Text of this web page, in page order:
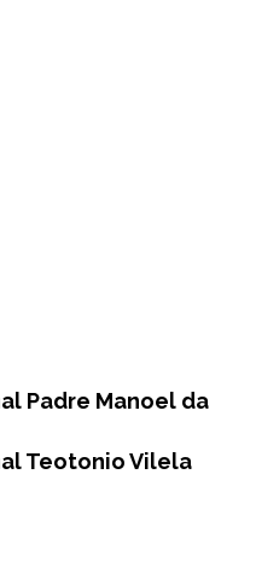
Teotonio Vilela